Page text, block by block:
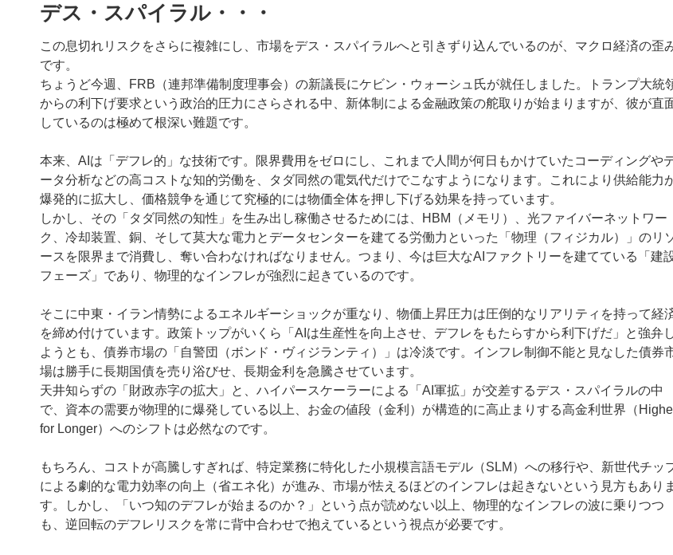
デス・スパイラル・・・
この息切れリスクをさらに複雑にし、市場をデス・スパイラルへと引きずり込んでいるのが、マクロ経済の歪
です。
ちょうど今週、FRB（連邦準備制度理事会）の新議長にケビン・ウォーシュ氏が就任しました。トランプ大統
からの利下げ要求という政治的圧力にさらされる中、新体制による金融政策の舵取りが始まりますが、彼が直
しているのは極めて根深い難題です。
本来、AIは「デフレ的」な技術です。限界費用をゼロにし、これまで人間が何日もかけていたコーディングや
ータ分析などの高コストな知的労働を、タダ同然の電気代だけでこなすようになります。これにより供給能力
爆発的に拡大し、価格競争を通じて究極的には物価全体を押し下げる効果を持っています。
しかし、その「タダ同然の知性」を生み出し稼働させるためには、HBM（メモリ）、光ファイバーネットワー
ク、冷却装置、銅、そして莫大な電力とデータセンターを建てる労働力といった「物理（フィジカル）」のリ
ースを限界まで消費し、奪い合わなければなりません。つまり、今は巨大なAIファクトリーを建てている「建
フェーズ」であり、物理的なインフレが強烈に起きているのです。
そこに中東・イラン情勢によるエネルギーショックが重なり、物価上昇圧力は圧倒的なリアリティを持って経
を締め付けています。政策トップがいくら「AIは生産性を向上させ、デフレをもたらすから利下げだ」と強弁
ようとも、債券市場の「自警団（ボンド・ヴィジランティ）」は冷淡です。インフレ制御不能と見なした債券
場は勝手に長期国債を売り浴びせ、長期金利を急騰させています。
天井知らずの「財政赤字の拡大」と、ハイパースケーラーによる「AI軍拡」が交差するデス・スパイラルの中
で、資本の需要が物理的に爆発している以上、お金の値段（金利）が構造的に高止まりする高金利世界（
for Longer）へのシフトは必然なのです。
もちろん、コストが高騰しすぎれば、特定業務に特化した小規模言語モデル（SLM）への移行や、新世代チッ
による劇的な電力効率の向上（省エネ化）が進み、市場が怯えるほどのインフレは起きないという見方もありま
す。しかし、「いつ知のデフレが始まるのか？」という点が読めない以上、物理的なインフレの波に乗りつつ
も、逆回転のデフレリスクを常に背中合わせで抱えているという視点が必要です。